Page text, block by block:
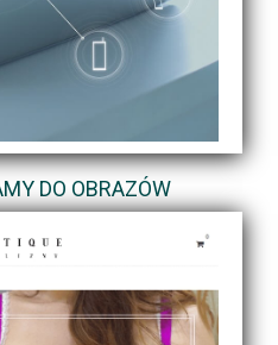
DO OBRAZÓW